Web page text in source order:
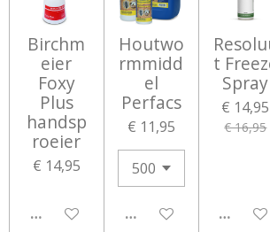
Birchm
eier
Foxy
Plus
handsp
roeier
€ 14,95
UITGESCHAKELD
Houtwo
rmmidd
el
Perfacs
€ 11,95
UITGESCHAKELD
t
Spray
€ 14,95
€ 16,95